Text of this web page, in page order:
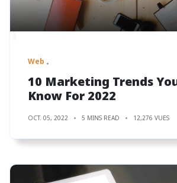
Web
10 Marketing Trends
Know For 2022
OCT. 05, 2022 5 MINS READ 12,276 VUES